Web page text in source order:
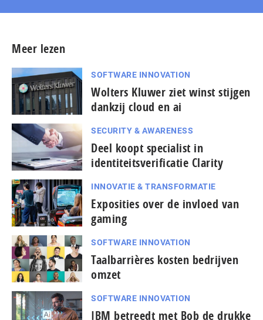
Meer lezen
SOFTWARE INNOVATION
Wolters Kluwer ziet winst stijgen
dankzij cloud en ai
SECURITY & AWARENESS
Deel koopt specialist in
identiteitsverificatie Clarity
INNOVATIE & TRANSFORMATIE
Exposities over de invloed van
gaming
SOFTWARE INNOVATION
Taal­bar­ri­è­res kosten bedrijven
omzet
SOFTWARE INNOVATION
IBM betreedt met Bob de drukke